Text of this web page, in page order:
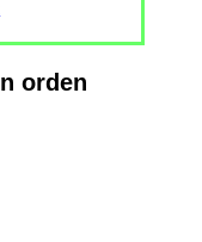
orden